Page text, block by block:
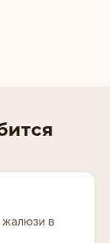
жалюзи в